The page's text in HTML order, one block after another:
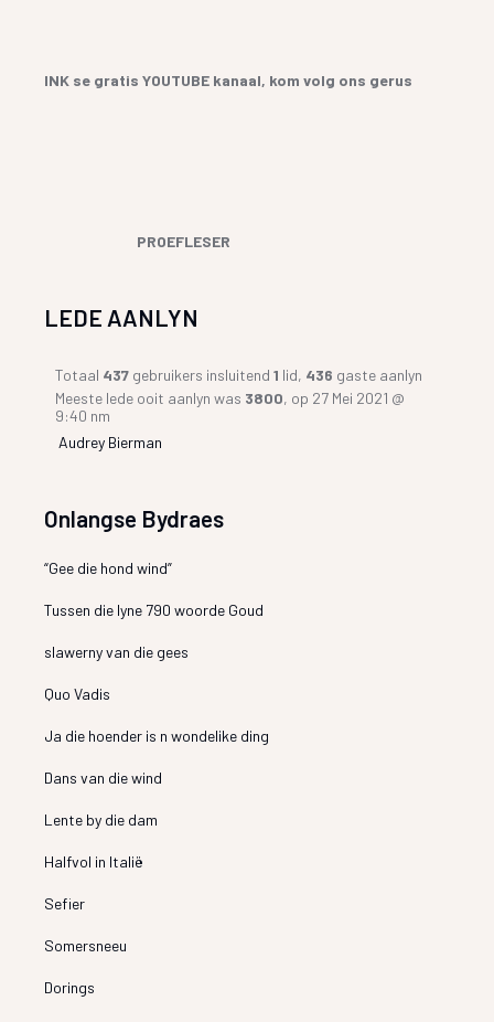
INK se gratis YOUTUBE kanaal, kom volg ons gerus
PROEFLESER
LEDE AANLYN
Totaal 437 gebruikers insluitend1 lid, 436 gaste aanlyn
Meeste lede ooit aanlyn was 3800, op 27 Mei 2021 @
9:40 nm
Audrey Bierman
Onlangse Bydraes
“Gee die hond wind”
Tussen die lyne 790 woorde Goud
slawerny van die gees
Quo Vadis
Ja die hoender is n wondelike ding
Dans van die wind
Lente by die dam
Halfvol in Italië
Sefier
Somersneeu
Dorings